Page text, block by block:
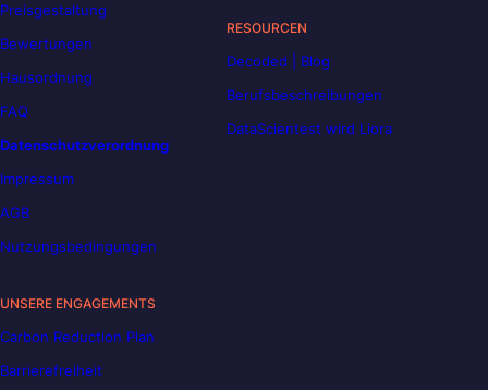
Preisgestaltung
Bewertungen
Hausordnung
FAQ
Datenschutzverordnung
Impressum
AGB
Nutzungsbedingungen
RESOURCEN
Decoded | Blog
Berufsbeschreibungen
DataScientest wird Liora
UNSERE ENGAGEMENTS
Carbon Reduction Plan
Barrierefreiheit